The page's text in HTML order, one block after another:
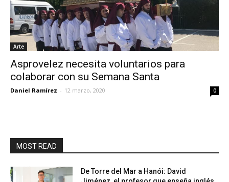
Arte
Asprovelez necesita voluntarios para
colaborar con su Semana Santa
Daniel Ramírez - 12 marzo, 2020 0
MOST READ
De Torre del Mar a Hanói: David